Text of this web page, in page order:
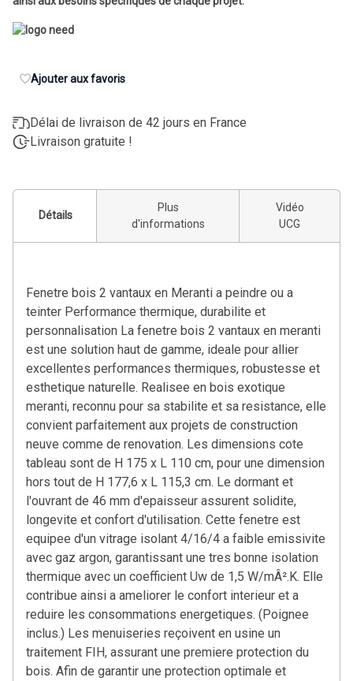
Ajouter aux favoris
Délai de livraison de 42 jours en France
Livraison gratuite !
Détails
Plus
d'informations
Vidéo
UCG
Fenetre bois 2 vantaux en Meranti a peindre ou a
teinter Performance thermique, durabilite et
personnalisation La fenetre bois 2 vantaux en meranti
est une solution haut de gamme, ideale pour allier
excellentes performances thermiques, robustesse et
esthetique naturelle. Realisee en bois exotique
meranti, reconnu pour sa stabilite et sa resistance, elle
convient parfaitement aux projets de construction
neuve comme de renovation. Les dimensions cote
tableau sont de H 175 x L 110 cm, pour une dimension
hors tout de H 177,6 x L 115,3 cm. Le dormant et
l'ouvrant de 46 mm d'epaisseur assurent solidite,
longevite et confort d'utilisation. Cette fenetre est
equipee d'un vitrage isolant 4/16/4 a faible emissivite
avec gaz argon, garantissant une tres bonne isolation
thermique avec un coefficient Uw de 1,5 W/mÂ².K. Elle
contribue ainsi a ameliorer le confort interieur et a
reduire les consommations energetiques. (Poignee
inclus.) Les menuiseries reçoivent en usine un
traitement FIH, assurant une premiere protection du
bois. Afin de garantir une protection optimale et